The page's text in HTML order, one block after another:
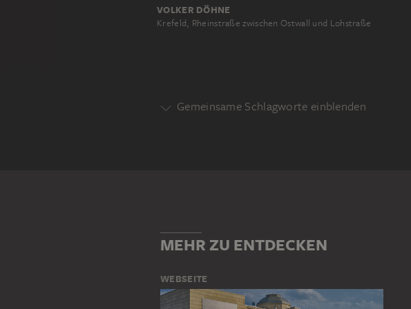
VOLKER DÖHNE
Krefeld, Rheinstraße zwischen Ostwall und Lohstraße
Gemeinsame Schlagworte einblenden
MEHR ZU ENTDECKEN
WEBSEITE